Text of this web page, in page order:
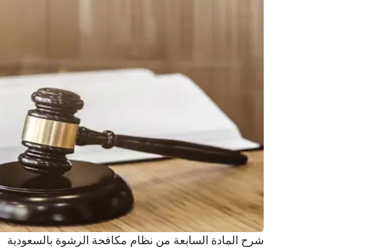
شرح المادة السابعة من نظام مكافحة الرشوة بالسعودية